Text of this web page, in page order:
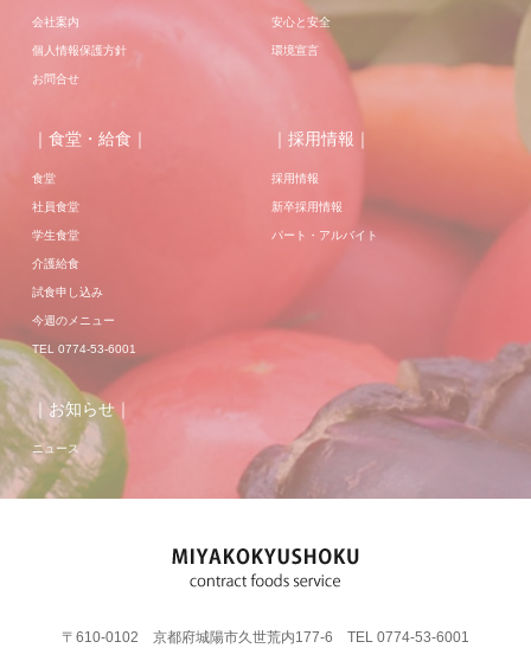
会社案内
個人情報保護方針
お問合せ
安心と安全
環境宣言
｜食堂・給食｜
食堂
社員食堂
学生食堂
介護給食
試食申し込み
今週のメニュー
TEL 0774-53-6001
｜採用情報｜
採用情報
新卒採用情報
パート・アルバイト
｜お知らせ｜
ニュース
〒610-0102 京都府城陽市久世荒内177-6 TEL 0774-53-6001